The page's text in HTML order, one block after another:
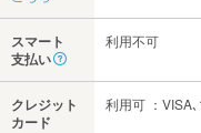
スマート
支払い
利用不可
クレジット
カード
利用可 ：VISA